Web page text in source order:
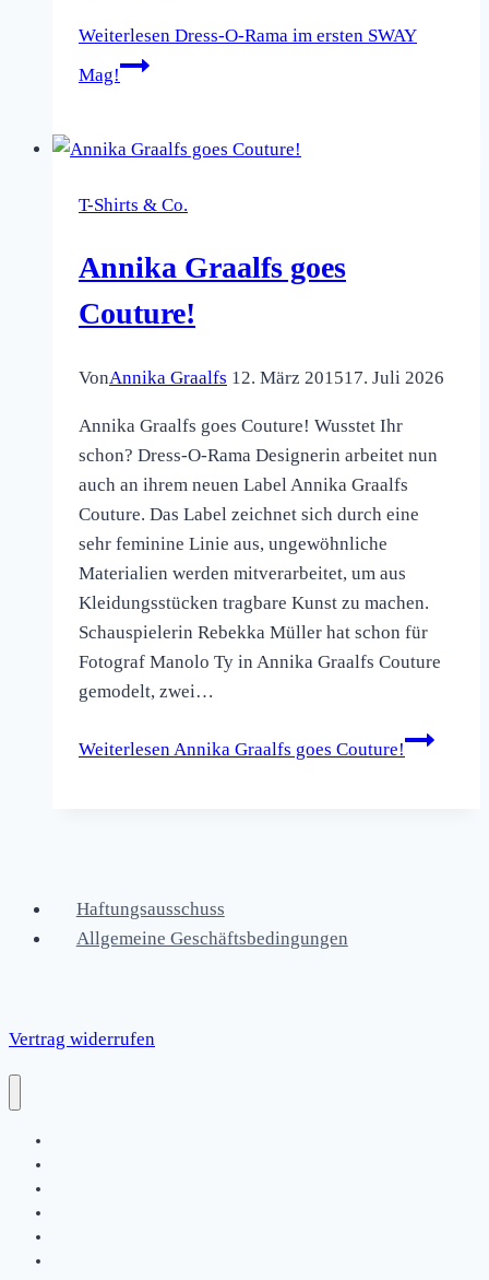
Weiterlesen Dress-O-Rama im ersten SWAY
Mag!
T-Shirts & Co.
Annika Graalfs goes
Couture!
VonAnnika Graalfs 12. März 201517. Juli 2026
Annika Graalfs goes Couture! Wusstet Ihr
schon? Dress-O-Rama Designerin arbeitet nun
auch an ihrem neuen Label Annika Graalfs
Couture. Das Label zeichnet sich durch eine
sehr feminine Linie aus, ungewöhnliche
Materialien werden mitverarbeitet, um aus
Kleidungsstücken tragbare Kunst zu machen.
Schauspielerin Rebekka Müller hat schon für
Fotograf Manolo Ty in Annika Graalfs Couture
gemodelt, zwei…
Weiterlesen Annika Graalfs goes Couture!
Haftungsausschuss
Allgemeine Geschäftsbedingungen
Vertrag widerrufen